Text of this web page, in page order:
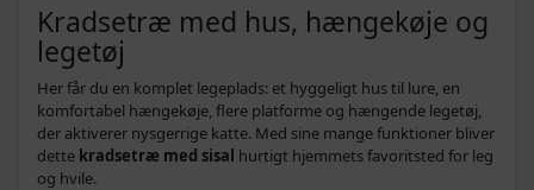
Kradsetræ med hus, hængekøje og
legetøj
Her får du en komplet legeplads: et hyggeligt hus til lure, en
komfortabel hængekøje, flere platforme og hængende legetøj,
der aktiverer nysgerrige katte. Med sine mange funktioner bliver
dette kradsetræ med sisal hurtigt hjemmets favoritsted for leg
og hvile.